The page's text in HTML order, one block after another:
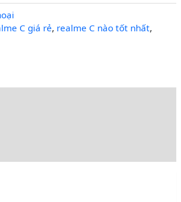
C giá rẻ, realme C nào tốt nhất,